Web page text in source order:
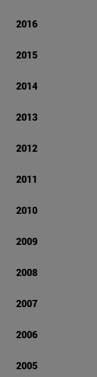
2016
2015
2014
2013
2012
2011
2010
2009
2008
2007
2006
2005